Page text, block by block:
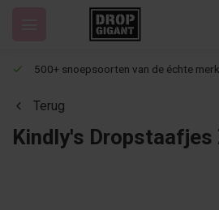
500+ snoepsoorten van de échte
Terug
Kindly's Dropstaafjes